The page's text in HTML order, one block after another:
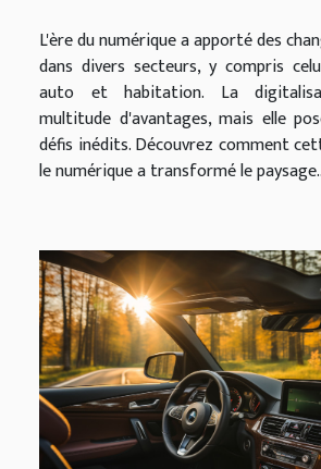
L'ère du numérique a apporté des
dans divers secteurs, y compris
auto et habitation. La
multitude d'avantages, mais elle
défis inédits. Découvrez comment
le numérique a transformé le